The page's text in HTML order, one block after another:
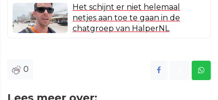
Het schijnt er niet helemaal
netjes aan toe te gaan in de
chatgroep van HalperNL
0